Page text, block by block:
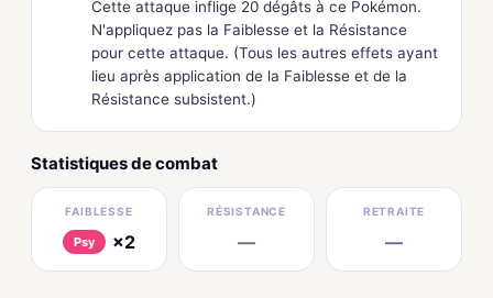
Cette attaque inflige 20 dégâts à ce Pokémon.
N'appliquez pas la Faiblesse et la Résistance
pour cette attaque. (Tous les autres effets ayant
lieu après application de la Faiblesse et de la
Résistance subsistent.)
Statistiques de combat
FAIBLESSE
Psy ×2
RÉSISTANCE
—
RETRAITE
—